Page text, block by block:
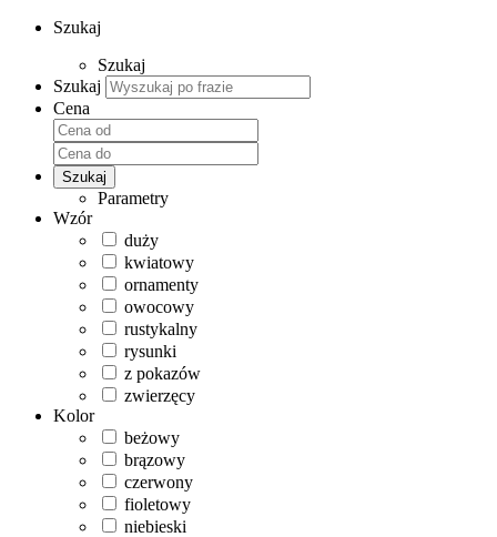
Szukaj
Szukaj
Szukaj
Cena
Szukaj
Parametry
Wzór
duży
kwiatowy
ornamenty
owocowy
rustykalny
rysunki
z pokazów
zwierzęcy
Kolor
beżowy
brązowy
czerwony
fioletowy
niebieski